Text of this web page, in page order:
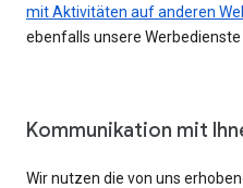
mit Aktivitäten auf anderen
ebenfalls unsere
Kommunikation mit
Wir nutzen die von uns